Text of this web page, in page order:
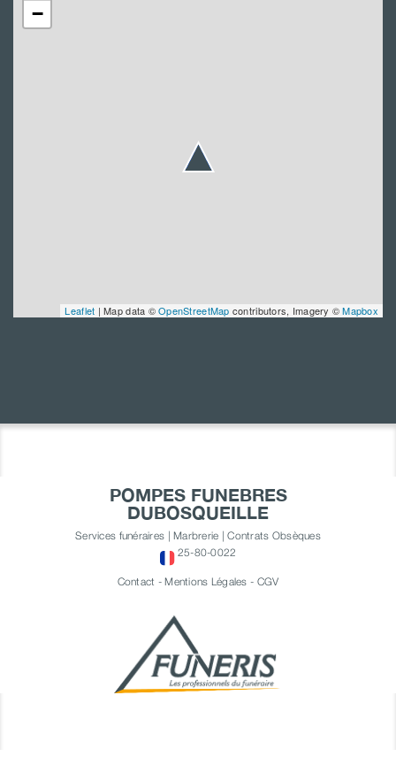
−
Leaflet | Map data ©OpenStreetMap contributors, Imagery ©Mapbox
POMPES FUNEBRES
DUBOSQUEILLE
Services funéraires | Marbrerie | Contrats Obsèques
25-80-0022
Contact -Mentions Légales - CGV